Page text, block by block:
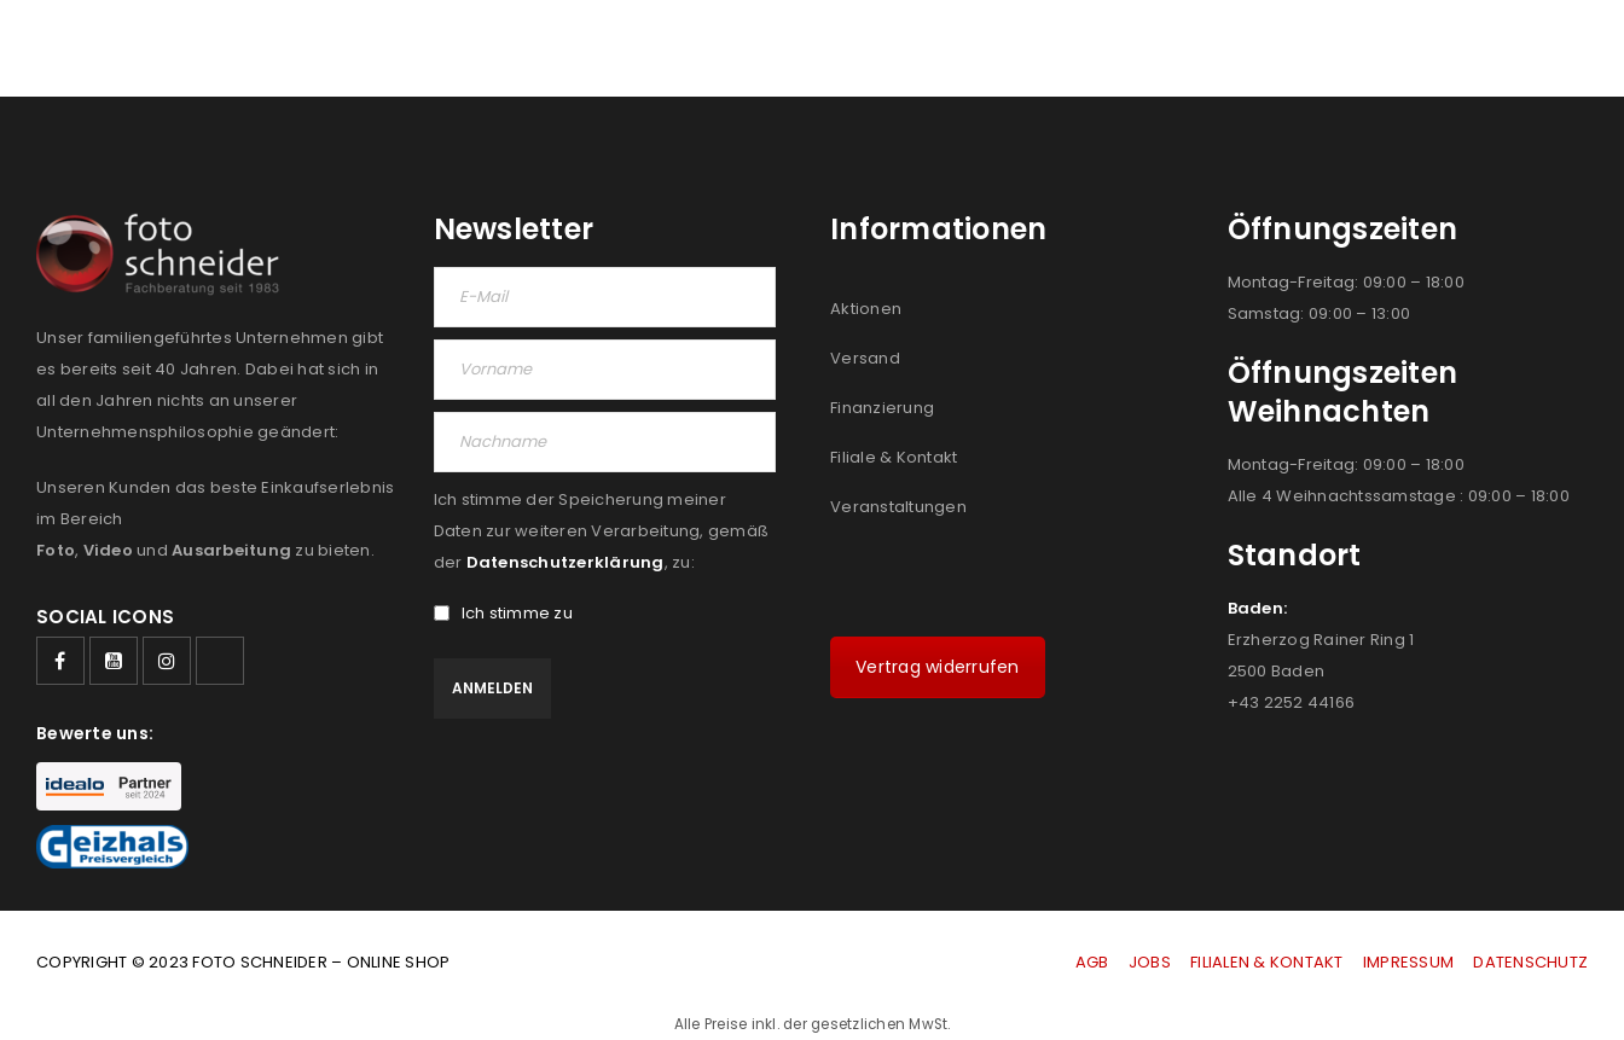
Unser familiengeführtes Unternehmen gibt
es bereits seit 40 Jahren. Dabei hat sich in
all den Jahren nichts an unserer
Unternehmensphilosophie geändert:
Unseren Kunden das beste Einkaufserlebnis
im Bereich
Foto, Video und Ausarbeitung zu bieten.
SOCIAL ICONS
Bewerte uns:
Newsletter
Ich stimme der Speicherung meiner
Daten zur weiteren Verarbeitung, gemäß
der Datenschutzerklärung, zu:
Ich stimme zu
Informationen
Aktionen
Versand
Finanzierung
Filiale & Kontakt
Veranstaltungen
Vertrag widerrufen
Öffnungszeiten
Montag-Freitag: 09:00 – 18:00
Samstag: 09:00 – 13:00
Öffnungszeiten
Weihnachten
Montag-Freitag: 09:00 – 18:00
Alle 4 Weihnachtssamstage : 09:00 – 18:00
Standort
Baden:
Erzherzog Rainer Ring 1
2500 Baden
+43 2252 44166
COPYRIGHT © 2023 FOTO SCHNEIDER – ONLINE SHOP AGB JOBS FILIALEN & KONTAKT IMPRESSUM |DATENSCHUTZ
Alle Preise inkl. der gesetzlichen MwSt.